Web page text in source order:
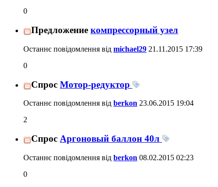
0
Предложение компрессорный узел
Останнє повідомлення від michael29 21.11.2015 17:39
0
Спрос Мотор-редуктор
Останнє повідомлення від berkon 23.06.2015 19:04
2
Спрос Аргоновый баллон 40л
Останнє повідомлення від berkon 08.02.2015 02:23
0